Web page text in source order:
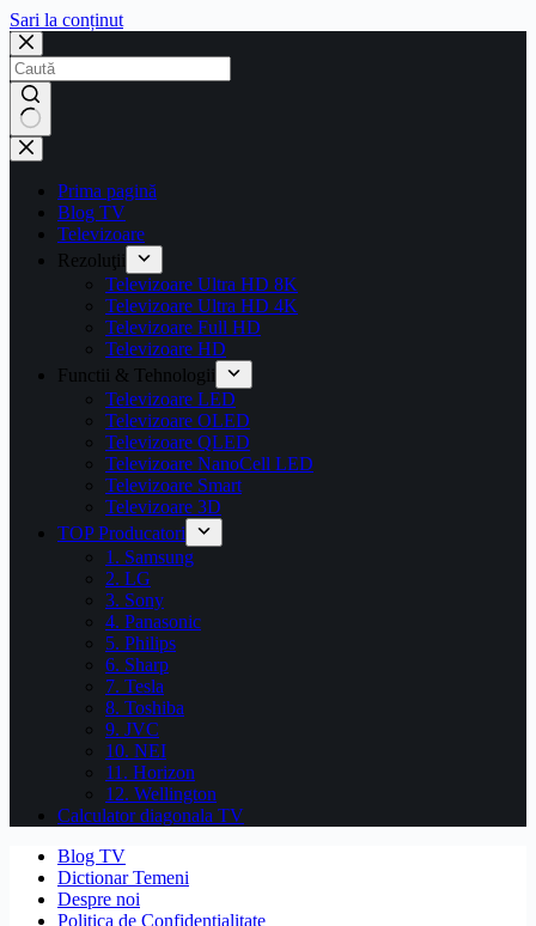
Sari la conținut
Prima pagină
Blog TV
Televizoare
Rezoluţii
Televizoare Ultra HD 8K
Televizoare Ultra HD 4K
Televizoare Full HD
Televizoare HD
Functii & Tehnologii
Televizoare LED
Televizoare OLED
Televizoare QLED
Televizoare NanoCell LED
Televizoare Smart
Televizoare 3D
TOP Producatori
1. Samsung
2. LG
3. Sony
4. Panasonic
5. Philips
6. Sharp
7. Tesla
8. Toshiba
9. JVC
10. NEI
11. Horizon
12. Wellington
Calculator diagonala TV
Blog TV
Dictionar Temeni
Despre noi
Politica de Confidentialitate